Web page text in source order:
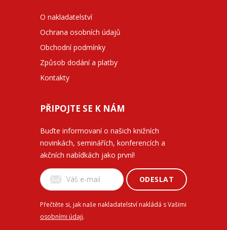
O nakladatelství
Ochrana osobních údajů
Obchodní podmínky
Způsob dodání a platby
Kontakty
PŘIPOJTE SE K NÁM
Buďte informovaní o našich knižních
novinkách, seminářích, konferencích a
akčních nabídkách jako první!
ODESLAT
Přečtěte si, jak naše nakladatelství nakládá s Vašimi
osobními údaji.